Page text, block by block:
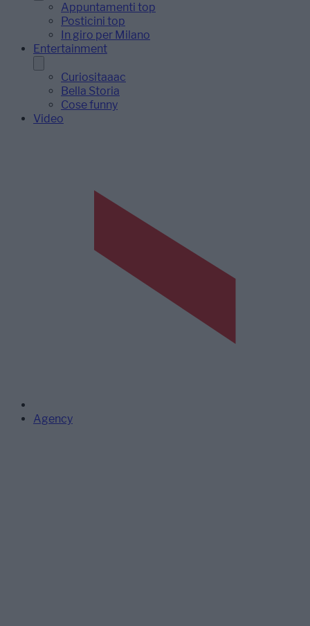
Appuntamenti top
Posticini top
In giro per Milano
Entertainment
Curiositaaac
Bella Storia
Cose funny
Video
Agency